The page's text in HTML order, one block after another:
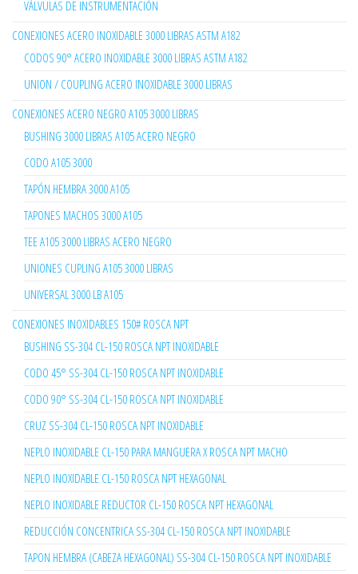
VÁLVULAS DE INSTRUMENTACIÓN
CONEXIONES ACERO INOXIDABLE 3000 LIBRAS ASTM A182
CODOS 90° ACERO INOXIDABLE 3000 LIBRAS ASTM A182
UNION / COUPLING ACERO INOXIDABLE 3000 LIBRAS
CONEXIONES ACERO NEGRO A105 3000 LIBRAS
BUSHING 3000 LIBRAS A105 ACERO NEGRO
CODO A105 3000
TAPÓN HEMBRA 3000 A105
TAPONES MACHOS 3000 A105
TEE A105 3000 LIBRAS ACERO NEGRO
UNIONES CUPLING A105 3000 LIBRAS
UNIVERSAL 3000 LB A105
CONEXIONES INOXIDABLES 150# ROSCA NPT
BUSHING SS-304 CL-150 ROSCA NPT INOXIDABLE
CODO 45° SS-304 CL-150 ROSCA NPT INOXIDABLE
CODO 90° SS-304 CL-150 ROSCA NPT INOXIDABLE
CRUZ SS-304 CL-150 ROSCA NPT INOXIDABLE
NEPLO INOXIDABLE CL-150 PARA MANGUERA X ROSCA NPT MACHO
NEPLO INOXIDABLE CL-150 ROSCA NPT HEXAGONAL
NEPLO INOXIDABLE REDUCTOR CL-150 ROSCA NPT HEXAGONAL
REDUCCIÓN CONCENTRICA SS-304 CL-150 ROSCA NPT INOXIDABLE
TAPON HEMBRA (CABEZA HEXAGONAL) SS-304 CL-150 ROSCA NPT INOXIDABLE